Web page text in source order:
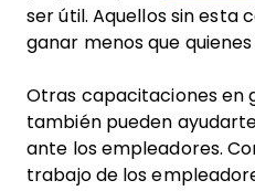
ser útil. Aquellos sin esta
ganar menos que
Otras capacitaciones en
también pueden
ante los empleadores.
trabajo de los